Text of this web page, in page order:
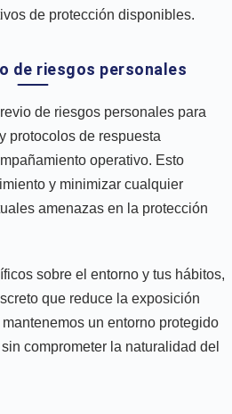
de protección disponibles.
de riesgos personales
de riesgos personales para
protocolos de respuesta
operativo. Esto
y minimizar cualquier
amenazas en la protección
sobre el entorno y tus hábitos,
que reduce la exposición
un entorno protegido
comprometer la naturalidad del